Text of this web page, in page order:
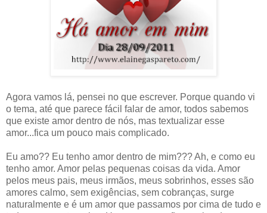
Agora vamos lá, pensei no que escrever. Porque quando vi
o tema, até que parece fácil falar de amor, todos sabemos
que existe amor dentro de nós, mas textualizar esse
amor...fica um pouco mais complicado.
Eu amo?? Eu tenho amor dentro de mim??? Ah, e como eu
tenho amor. Amor pelas pequenas coisas da vida. Amor
pelos meus pais, meus irmãos, meus sobrinhos, esses são
amores calmo, sem exigências, sem cobranças, surge
naturalmente e é um amor que passamos por cima de tudo e